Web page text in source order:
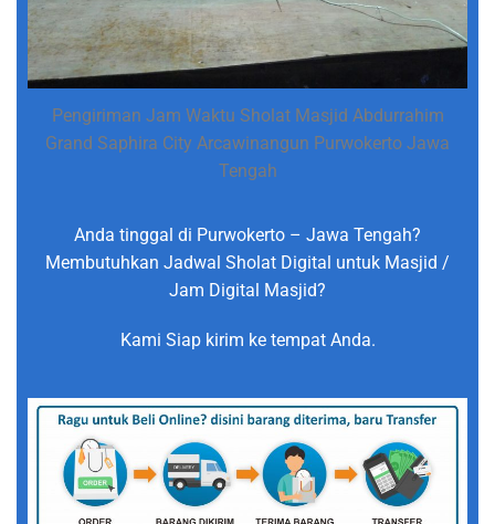
Pengiriman Jam Waktu Sholat Masjid Abdurrahim
Grand Saphira City Arcawinangun Purwokerto Jawa
Tengah
Anda tinggal di Purwokerto – Jawa Tengah?
Membutuhkan Jadwal Sholat Digital untuk Masjid /
Jam Digital Masjid?
Kami Siap kirim ke tempat Anda.